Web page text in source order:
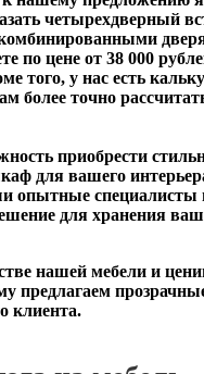
четырехдверный
по цене от 38 000
того, у нас есть
более точно
приобрести
для вашего
опытные специалисты
для хранения
нашей мебели и
предлагаем
клиента.